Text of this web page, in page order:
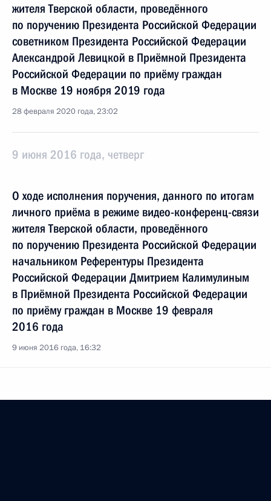
жителя Тверской области, проведённого
по поручению Президента Российской Федерации
советником Президента Российской Федерации
Александрой Левицкой в Приёмной Президента
Российской Федерации по приёму граждан
в Москве 19 ноября 2019 года
28 февраля 2020 года, 23:02
9 июня 2016 года, четверг
О ходе исполнения поручения, данного по итогам
личного приёма в режиме видео-конференц-связи
жителя Тверской области, проведённого
по поручению Президента Российской Федерации
начальником Референтуры Президента
Российской Федерации Дмитрием Калимулиным
в Приёмной Президента Российской Федерации
по приёму граждан в Москве 19 февраля
2016 года
9 июня 2016 года, 16:32